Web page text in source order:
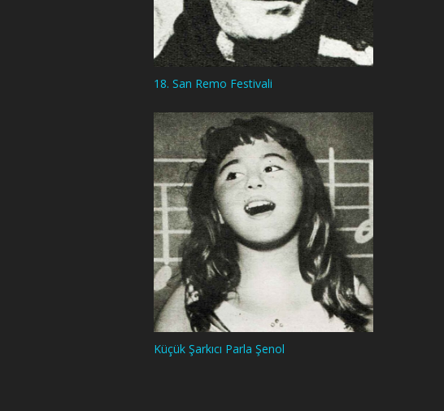
18. San Remo Festivali
Küçük Şarkıcı Parla Şenol